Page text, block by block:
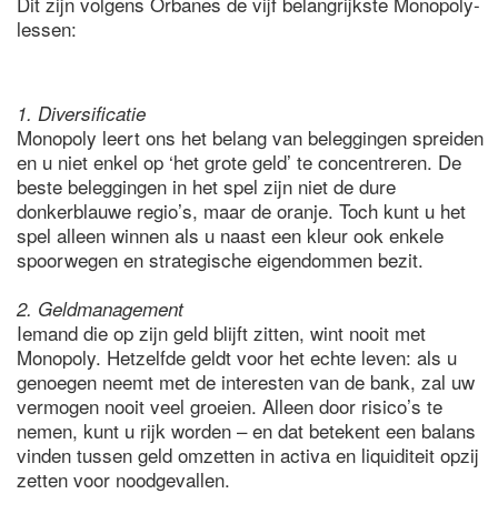
lessen:
1. Diversificatie
Monopoly leert ons het belang van beleggingen spreiden
en u niet enkel op ‘het grote geld’ te concentreren. De
beste beleggingen in het spel zijn niet de dure
donkerblauwe regio’s, maar de oranje. Toch kunt u het
spel alleen winnen als u naast een kleur ook enkele
spoorwegen en strategische eigendommen bezit.
2. Geldmanagement
Iemand die op zijn geld blijft zitten, wint nooit met
Monopoly. Hetzelfde geldt voor het echte leven: als u
genoegen neemt met de interesten van de bank, zal uw
vermogen nooit veel groeien. Alleen door risico’s te
nemen, kunt u rijk worden – en dat betekent een balans
vinden tussen geld omzetten in activa en liquiditeit opzij
zetten voor noodgevallen.